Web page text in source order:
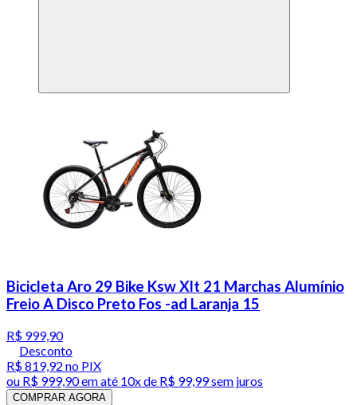
Bicicleta Aro 29 Bike Ksw Xlt 21 Marchas Alumínio
Freio A Disco Preto Fos -ad Laranja 15
R$ 999,90
Desconto
R$ 819,92 no PIX
ou R$ 999,90em até 10x de R$ 99,99 sem juros
COMPRAR AGORA